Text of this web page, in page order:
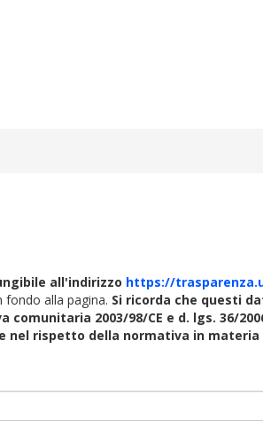
all'indirizzo https://
fondo alla pagina. Si ricorda che questi
2003/98/CE e d. lgs. 36/
rispetto della normativa in